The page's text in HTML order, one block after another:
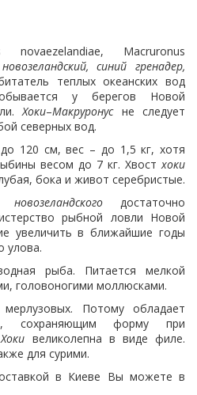
Macruronus
синий гренадер,
теплых океанских вод
у берегов Новой
Хоки–Макруронусне следует
северных вод.
120 см, вес – до 1,5 кг, хотя
весом до 7 кг. Хвостхоки
бока и живот серебристые.
новозеландского достаточно
рыбной ловли Новой
увеличить в ближайшие годы
улова.
рыба. Питается мелкой
головоногими моллюсками.
Потому обладает
сохраняющим форму при
Хоки великолепна в виде филе.
для сурими.
в Киеве Вы можете в